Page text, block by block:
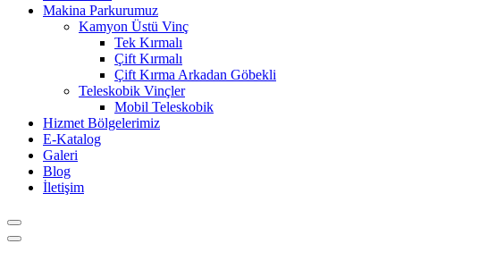
Makina Parkurumuz
Kamyon Üstü Vinç
Tek Kırmalı
Çift Kırmalı
Çift Kırma Arkadan Göbekli
Teleskobik Vinçler
Mobil Teleskobik
Hizmet Bölgelerimiz
E-Katalog
Galeri
Blog
İletişim